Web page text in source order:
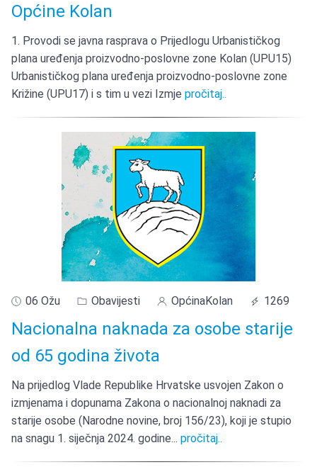
Općine Kolan
1. Provodi se javna rasprava o Prijedlogu Urbanističkog
plana uređenja proizvodno-poslovne zone Kolan (UPU15)
Urbanističkog plana uređenja proizvodno-poslovne zone
Križine (UPU17) i s tim u vezi Izmjepročitaj..
06 Ožu Obavijesti OpćinaKolan 1269
Nacionalna naknada za osobe starije
od 65 godina života
Na prijedlog Vlade Republike Hrvatske usvojen Zakon o
izmjenama i dopunama Zakona o nacionalnoj naknadi za
starije osobe (Narodne novine, broj 156/23), koji je stupio
na snagu 1. siječnja 2024. godine... pročitaj..